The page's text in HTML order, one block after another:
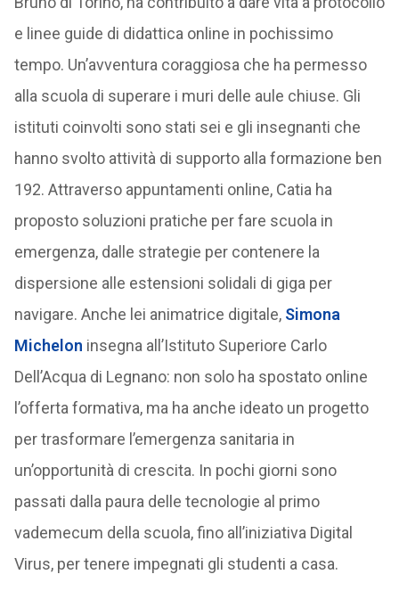
e linee guide di didattica online in pochissimo
tempo. Un’avventura coraggiosa che ha permesso
alla scuola di superare i muri delle aule chiuse. Gli
istituti coinvolti sono stati sei e gli insegnanti che
hanno svolto attività di supporto alla formazione ben
192. Attraverso appuntamenti online, Catia ha
proposto soluzioni pratiche per fare scuola in
emergenza, dalle strategie per contenere la
dispersione alle estensioni solidali di giga per
navigare. Anche lei animatrice digitale, Simona
Michelon insegna all’Istituto Superiore Carlo
Dell’Acqua di Legnano: non solo ha spostato online
l’offerta formativa, ma ha anche ideato un progetto
per trasformare l’emergenza sanitaria in
un’opportunità di crescita. In pochi giorni sono
passati dalla paura delle tecnologie al primo
vademecum della scuola, fino all’iniziativa Digital
Virus, per tenere impegnati gli studenti a casa.